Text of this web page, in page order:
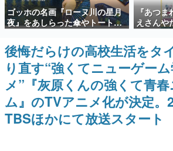
新世代に訊く
これからのデジタルゲーム市場を
の姿を追い、彼らのルーツと情熱
ゲーム世代の作家たち
ゲームに多大な影響を受けた作家
日本のコンテンツ産業やカルチャ
画です。
日本モバイルゲーム産業史
日本のモバイルゲーム史における
ルを網羅するほか、開発者へのイ
解説を掲載。約20年の歴史が一望
ゴッホの名画『ローヌ川の星月
夜』をあしらった傘やトートバ
ッグなどが登場。8月7日21時よ
り2日間限定で予約販売
『あつ
えさんや
ラクター
月に発
「ちゃち
後悔だらけの高校生活をタ
り直す“強くてニューゲー
メ”『灰原くんの強くて青
ム』のTVアニメ化が決定。
TBSほかにて放送スタート